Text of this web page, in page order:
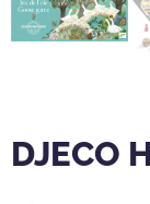
DJECO